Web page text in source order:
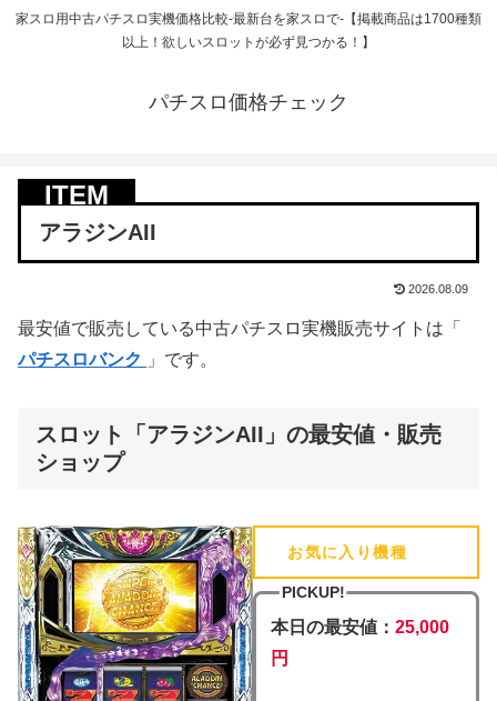
家スロ用中古パチスロ実機価格比較-最新台を家スロで-【掲載商品は1700種類
以上！欲しいスロットが必ず見つかる！】
パチスロ価格チェック
アラジンAII
2026.08.09
最安値で販売している中古パチスロ実機販売サイトは「
パチスロバンク
」です。
スロット「アラジンAII」の最安値・販売
ショップ
お気に入り機種
PICKUP!
本日の最安値： 25,000
円